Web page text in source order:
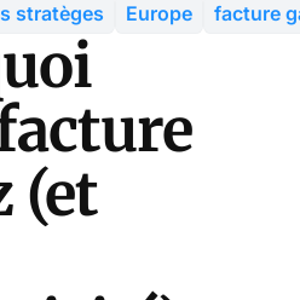
stratèges Europe facture
(et